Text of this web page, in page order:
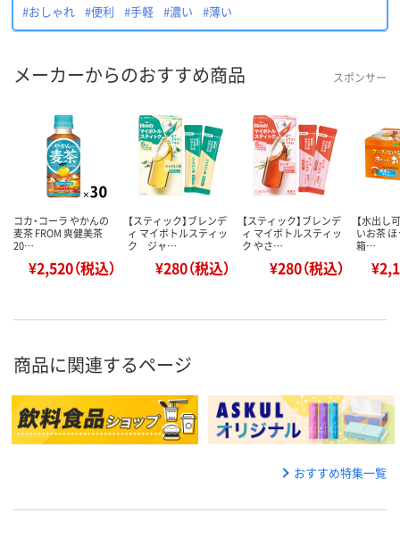
#おしゃれ #便利 #手軽 #濃い #薄い
メーカーからのおすすめ商品 スポンサー
コカ・コーラ やかんの
麦茶 FROM 爽健美茶
20…
¥2,520（税込）
【スティック】ブレンデ
ィ マイボトルスティッ
ク ジャ…
¥280（税込）
【スティック】ブレンデ
ィ マイボトルスティッ
ク やさ…
¥280（税込）
【水出し
いお茶
箱…
商品に関連するページ
おすすめ特集一覧